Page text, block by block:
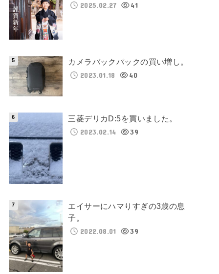
2025.02.27
41
カメラバックパックの買い増し。
2023.01.18
40
三菱デリカD:5を買いました。
2023.02.14
39
エイサーにハマりすぎの3歳の息
子。
2022.08.01
39